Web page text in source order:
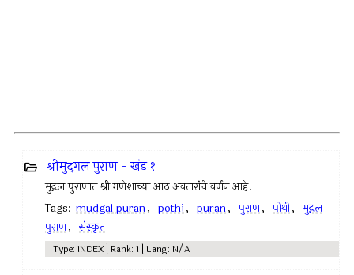
श्रीमुद्‍गल पुराण - खंड १
मुद्गल पुराणात श्री गणेशाच्या आठ अवतारांचे वर्णन आहे.
Tags: mudgal puran, pothi, puran, पुराण, पोथी, मुद्गल
पुराण, संस्कृत
Type: INDEX | Rank: 1 | Lang: N/A